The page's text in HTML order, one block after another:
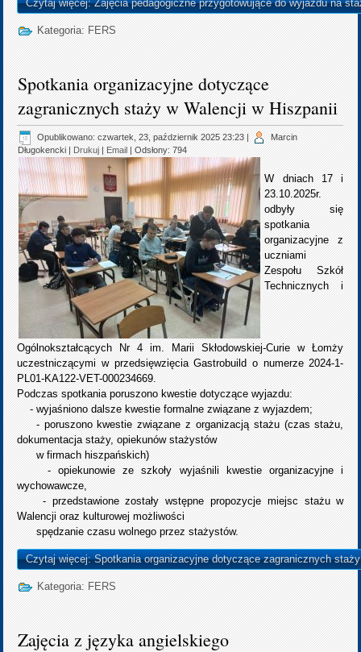
Czytaj więcej: Zajęcia pedagogiczne przygotowujące do wyjazdu na
Kategoria: FERS
Spotkania organizacyjne dotyczące
zagranicznych staży w Walencji w Hiszpanii
Opublikowano: czwartek, 23, październik 2025 23:23 |
Marcin
Długokencki |Drukuj |Email | Odsłony: 794
W dniach 17 i
23.10.2025r.
odbyły się
spotkania
organizacyjne z
uczniami
Zespołu Szkół
Technicznych i
Ogólnokształcących Nr 4 im. Marii Skłodowskiej-Curie w Łomży
uczestniczącymi w przedsięwzięcia Gastrobuild o numerze 2024-1-
PL01-KA122-VET-000234669.
Podczas spotkania poruszono kwestie dotyczące wyjazdu:
- wyjaśniono dalsze kwestie formalne związane z wyjazdem;
- poruszono kwestie związane z organizacją stażu (czas stażu,
dokumentacja staży, opiekunów stażystów
w firmach hiszpańskich)
- opiekunowie ze szkoły wyjaśnili kwestie organizacyjne i
wychowawcze,
- przedstawione zostały wstępne propozycje miejsc stażu w
Walencji oraz kulturowej możliwości
spędzanie czasu wolnego przez stażystów.
Czytaj więcej: Spotkania organizacyjne dotyczące zagranicznych
Kategoria: FERS
Zajęcia z języka angielskiego